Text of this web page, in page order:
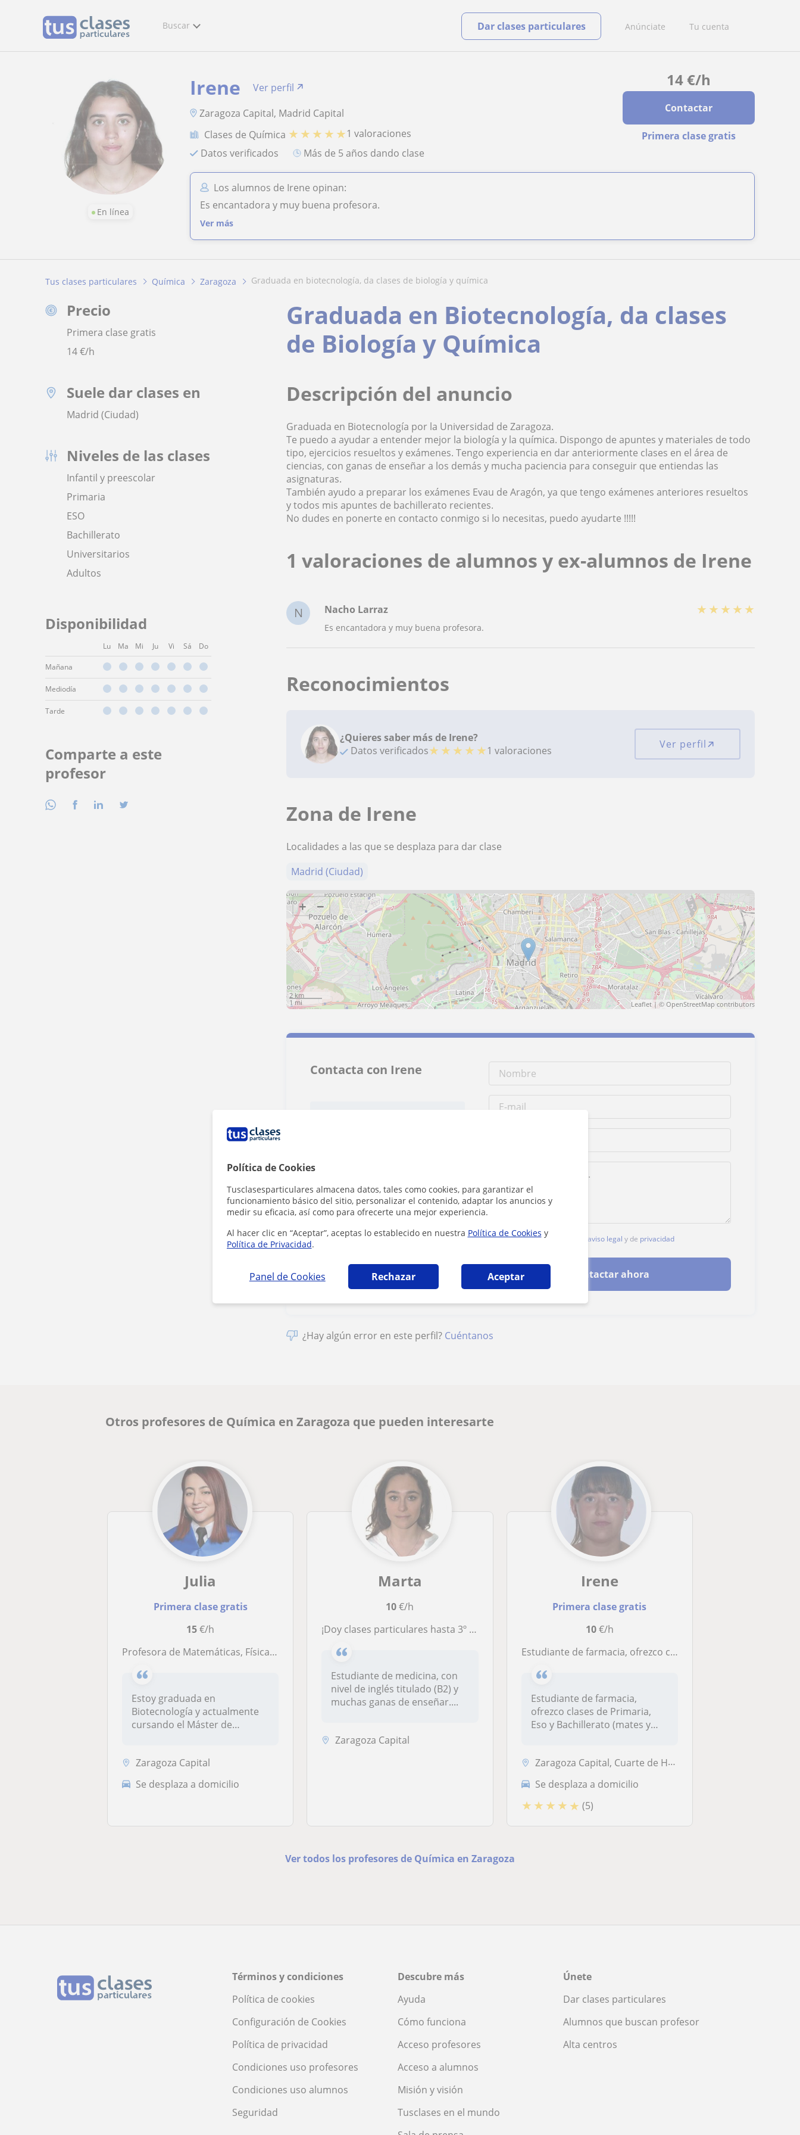
Política de Cookies
Tusclasesparticulares almacena datos, tales como cookies, para garantizar el
funcionamiento básico del sitio, personalizar el contenido, adaptar los anuncios y
medir su eficacia, así como para ofrecerte una mejor experiencia.
Al hacer clic en “Aceptar”, aceptas lo establecido en nuestra Política de Cookies y
Política de Privacidad.
Panel de Cookies Rechazar Aceptar
Buscar Anúnciate Tu cuenta
Dar clases particulares
En línea
14€/h
Contactar
Primera clase gratis
Irene
Ver perfil
Zaragoza Capital, Madrid Capital
Clases de Química ★ ★ ★ ★ ★1 valoraciones
Datos verificados
más de 5 años dando clase
Los alumnos de Irene opinan:
Es encantadora y muy buena profesora.
Ver más
Tus clases particulares Química Zaragoza graduada en biotecnología, da clases de biología y química
Precio
Primera clase gratis
14€/h
Suele dar clases en
Madrid (Ciudad)
Niveles de las clases
Infantil y preescolar
Primaria
ESO
Bachillerato
Universitarios
Adultos
Disponibilidad
Lu Ma Mi Ju Vi Sá Do
Mañana
Mediodía
Tarde
Comparte a este
profesor
Graduada en Biotecnología, da clases
de Biología y Química
Descripción del anuncio
Graduada en Biotecnología por la Universidad de Zaragoza.
Te puedo a ayudar a entender mejor la biología y la química. Dispongo de apuntes y materiales de todo
tipo, ejercicios resueltos y exámenes. Tengo experiencia en dar anteriormente clases en el área de
ciencias, con ganas de enseñar a los demás y mucha paciencia para conseguir que entiendas las
asignaturas.
También ayudo a preparar los exámenes Evau de Aragón, ya que tengo exámenes anteriores resueltos
y todos mis apuntes de bachillerato recientes.
No dudes en ponerte en contacto conmigo si lo necesitas, puedo ayudarte !!!!!
1 valoraciones de alumnos y ex-alumnos de Irene
N Nacho Larraz ★ ★ ★ ★ ★
Es encantadora y muy buena profesora.
Reconocimientos
¿Quieres saber más de Irene?
Datos verificados★ ★ ★ ★ ★1 valoraciones Ver perfil
Zona de Irene
Localidades a las que se desplaza para dar clase
Madrid (Ciudad)
+ −
2 km
1 mi
Leaflet| © OpenStreetMap contributors
Contacta con Irene
Al hacer clic, aceptas nuestro aviso legal y de privacidad
Contactar ahora
¿Hay algún error en este perfil? Cuéntanos
Otros profesores de Química en Zaragoza que pueden interesarte
Julia
Primera clase gratis
15€/h
Profesora de Matemáticas, Física y Química para todas las edades
Estoy graduada en
Biotecnología y actualmente
cursando el Máster de
Zaragoza Capital
Se desplaza a domicilio
Marta
10€/h
¡Doy clases particulares hasta 3º de la ESO de cualquier asignatura!
Estudiante de medicina, con
nivel de inglés titulado (B2) y
muchas ganas de enseñar....
Zaragoza Capital
Irene
Primera clase gratis
10€/h
Estudiante de farmacia, ofrezco clases de Primaria, Eso y Bachillerato (mates y química), Puedo dar clases a pequeños grupos
Estudiante de farmacia,
ofrezco clases de Primaria,
Eso y Bachillerato (mates y
Zaragoza Capital, Cuarte de Huerva, Pastriz
Se desplaza a domicilio
★ ★ ★ ★ ★ (5)
Ver todos los profesores de Química en Zaragoza
Términos y condiciones
Política de cookies
Configuración de Cookies
Política de privacidad
Condiciones uso profesores
Condiciones uso alumnos
Seguridad
Descubre más
Ayuda
Cómo funciona
Acceso profesores
Acceso a alumnos
Misión y visión
Tusclases en el mundo
Únete
Dar clases particulares
Alumnos que buscan profesor
Alta centros